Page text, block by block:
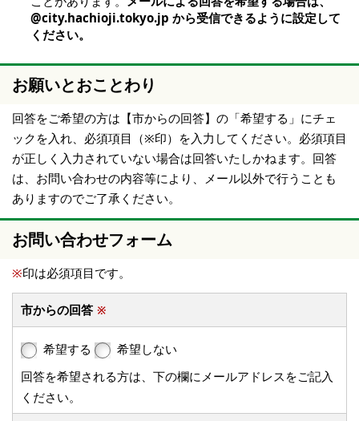
@city.hachioji.tokyo.jp から受信できるように設定して
ください。
お願いとおことわり
回答をご希望の方は【市からの回答】の「希望する」にチェ
ックを入れ、必須項目（※印）を入力してください。必須項目
が正しく入力されていない場合は回答いたしかねます。回答
は、お問い合わせの内容等により、メール以外で行うことも
ありますのでご了承ください。
お問い合わせフォーム
※印は必須項目です。
市からの回答 ※
希望する
希望しない
回答を希望される方は、下の欄にメールアドレスをご記入
ください。